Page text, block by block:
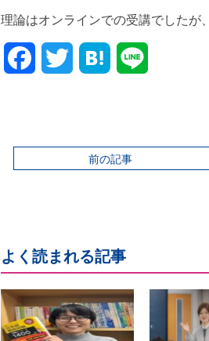
理論はオンラインでの受講でしたが
FacebookTwitter
前の記事
よく読まれる記事